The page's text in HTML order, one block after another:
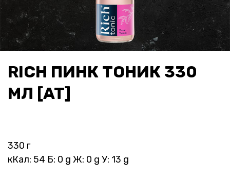
RICH ПИНК ТОНИК 330
МЛ [AT]
330 г
кКал: 54 Б: 0 g Ж: 0 g У: 13 g